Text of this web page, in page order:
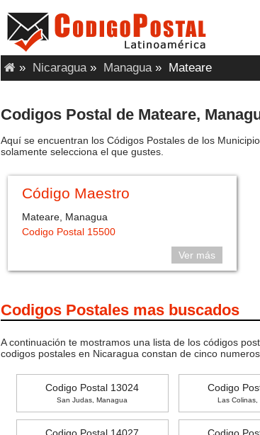
» Nicaragua » Managua » Mateare
Codigos Postal de Mateare,
Aquí se encuentran los Códigos Postales de los
solamente selecciona el que gustes.
Código Maestro
Mateare, Managua
Codigo Postal 15500
Ver más
Codigos Postales mas buscados
A continuación te mostramos una lista de los códigos
codigos postales en Nicaragua constan de cinco numeros.
Codigo Postal 13024
San Judas, Managua
Codigo
Las Colinas,